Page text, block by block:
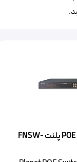
سوییچ شبکه ۱۶ پورت POE پلنت FNSW-